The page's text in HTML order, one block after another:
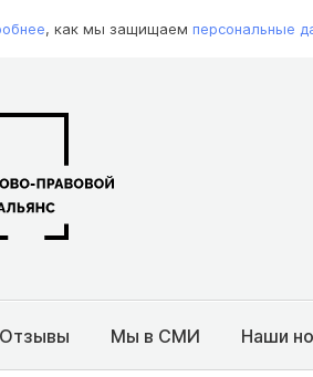
, как мы защищаем персональные
Отзывы Мы в СМИ Наши